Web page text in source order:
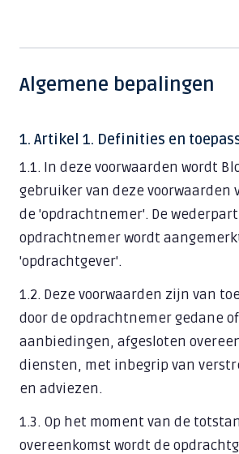
Private Cloud
Wifi & Netwerk
Zakelijke telefonie
AI-telefoonagent
Zakelijke e-mail
Alles over Cloud & Communicatie
DIGITALE VEILIGHEID
Moderne beveiliging
Publieke sector
Zakelijke dienstverlening
Algemene bepalingen
1. Artikel 1. Definities en
1.1. In deze voorwaarden wordt
gebruiker van deze voorwaarden
de 'opdrachtnemer'. De
opdrachtnemer wordt
'opdrachtgever'.
1.2. Deze voorwaarden zijn van
door de opdrachtnemer gedane
aanbiedingen, afgesloten
diensten, met inbegrip van
en adviezen.
1.3. Op het moment van de
overeenkomst wordt de